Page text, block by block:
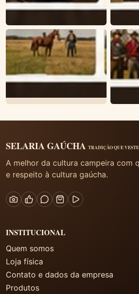
SELARIA GAÚCHA TRADIÇÃO QUE
A melhor da cultura campeira com
e respeito à cultura gaúcha.
INSTITUCIONAL
Quem somos
Loja física
Contato e dados da empresa
Produtos